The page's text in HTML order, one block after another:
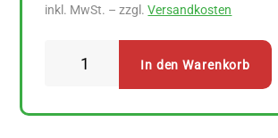
inkl. MwSt. – zzgl.Versandkosten
In den Warenkorb